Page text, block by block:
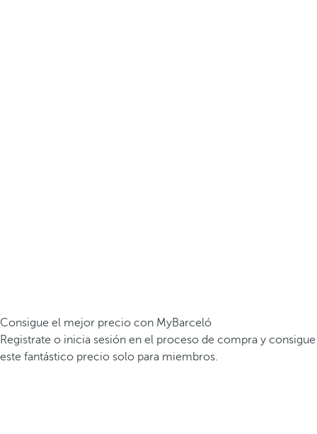
Consigue el mejor precio con MyBarceló
Registrate o inicia sesión en el proceso de compra y consigue
este fantástico precio solo para miembros.